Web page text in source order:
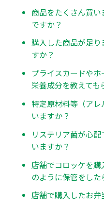
商品をたくさん買
ですか？
購入した商品が足
すか？
プライスカードや
栄養成分を教えても
特定原材料等（ア
いますか？
リステリア菌が心
いますか？
店舗でコロッケを
のように保管をした
店舗で購入したお弁